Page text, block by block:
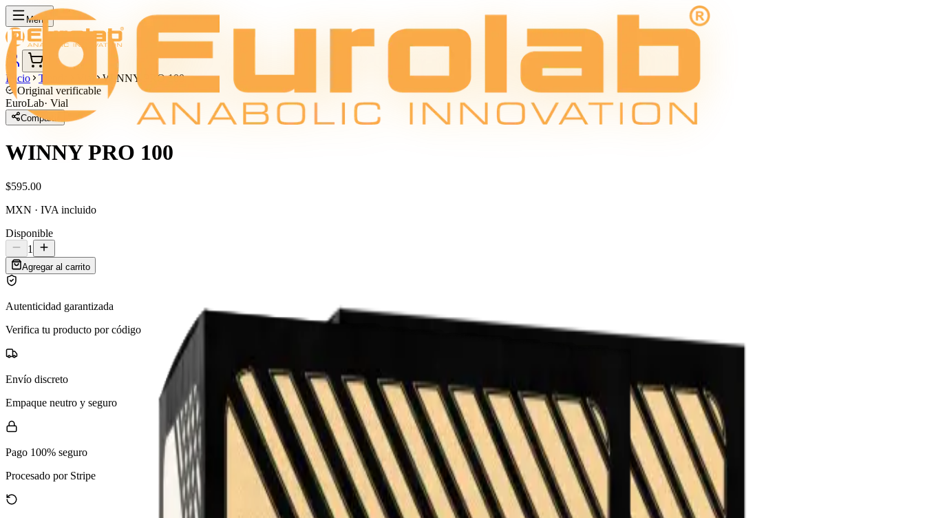
Menú
Inicio Tienda
WINNY PRO 100
Original verificable
EuroLab· Vial
Compartir
WINNY PRO 100
$595.00
MXN · IVA incluido
Disponible
1
Agregar al carrito
Autenticidad garantizada
Verifica tu producto por código
Envío discreto
Empaque neutro y seguro
Pago 100% seguro
Procesado por Stripe